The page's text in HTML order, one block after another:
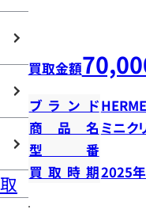
買取金額
ブランド
商品名 ミニク
型番
買取時期2025